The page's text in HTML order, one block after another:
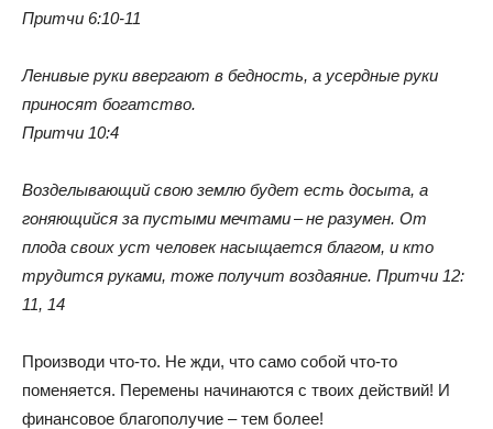
Притчи 6:10-11
Ленивые руки ввергают в бедность, а усердные руки
приносят богатство.
Притчи 10:4
Возделывающий свою землю будет есть досыта, а
гоняющийся за пустыми мечтами – не разумен. От
плода своих уст человек насыщается благом, и кто
трудится руками, тоже получит воздаяние. Притчи 12:
11, 14
Производи что-то. Не жди, что само собой что-то
поменяется. Перемены начинаются с твоих действий! И
финансовое благополучие – тем более!